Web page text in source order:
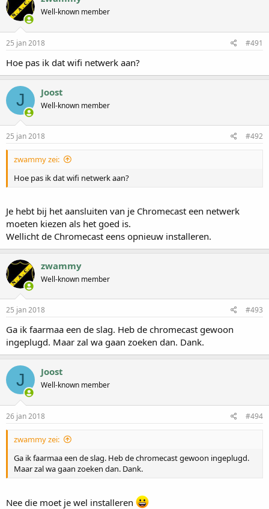
Well-known member
25 jan 2018 #491
Hoe pas ik dat wifi netwerk aan?
J Joost
Well-known member
25 jan 2018 #492
zwammy zei:
Hoe pas ik dat wifi netwerk aan?
Je hebt bij het aansluiten van je Chromecast een netwerk
moeten kiezen als het goed is.
Wellicht de Chromecast eens opnieuw installeren.
zwammy
Well-known member
25 jan 2018 #493
Ga ik faarmaa een de slag. Heb de chromecast gewoon
ingeplugd. Maar zal wa gaan zoeken dan. Dank.
J Joost
Well-known member
26 jan 2018 #494
zwammy zei:
Ga ik faarmaa een de slag. Heb de chromecast gewoon ingeplugd.
Maar zal wa gaan zoeken dan. Dank.
Nee die moet je wel installeren